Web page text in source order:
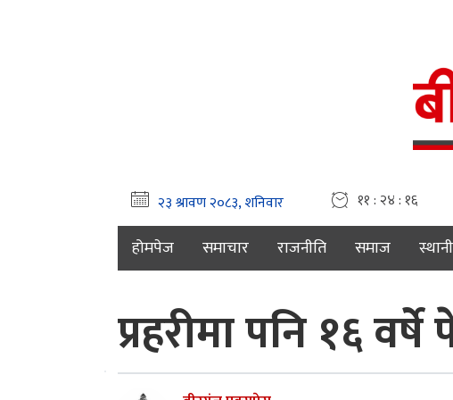
११ : २४ : १७
होमपेज समाचार राजनीति समाज
प्रहरीमा पनि १६